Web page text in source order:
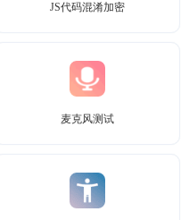
JS代码混淆加密
麦克风测试